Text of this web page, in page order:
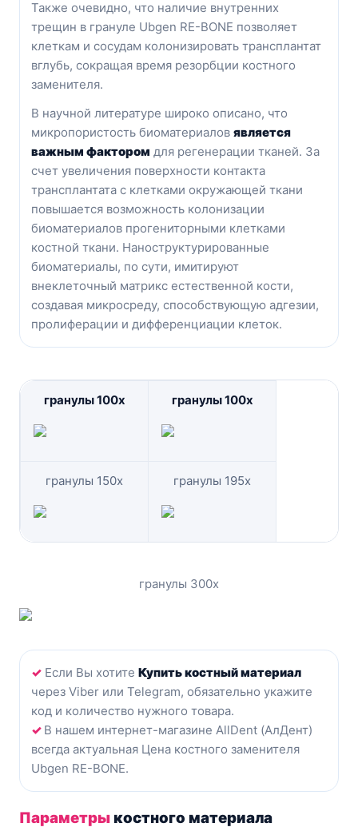
Также очевидно, что наличие внутренних
трещин в грануле Ubgen RE-BONE позволяет
клеткам и сосудам колонизировать трансплантат
вглубь, сокращая время резорбции костного
заменителя.
В научной литературе широко описано, что
микропористость биоматериалов является
важным фактором для регенерации тканей. За
счет увеличения поверхности контакта
трансплантата с клетками окружающей ткани
повышается возможность колонизации
биоматериалов прогениторными клетками
костной ткани. Наноструктурированные
биоматериалы, по сути, имитируют
внеклеточный матрикс естественной кости,
создавая микросреду, способствующую адгезии,
пролиферации и дифференциации клеток.
гранулы 100x гранулы 100x
гранулы 150x гранулы 195x
гранулы 300x
✓ Eсли Вы хотите Купить костный материал
через Viber или Telegram, обязательно укажите
код и количество нужного товара.
✓ В нашем интернет-магазине AllDent (АлДент)
всегда актуальная Цена костного заменителя
Ubgen RE-BONE.
Параметры костного материала